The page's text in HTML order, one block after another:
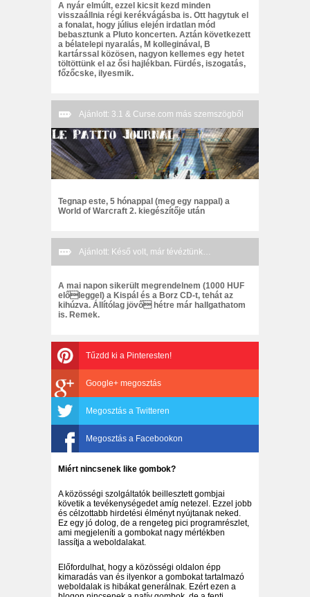
A nyár elmúlt, ezzel kicsit kezd minden
visszaállnia régi kerékvágásba is. Ott hagytuk el
a fonalat, hogy július elején irdatlan mód
bebasztunk a Pluto koncerten. Aztán következett
a bélatelepi nyaralás, M kolleginával, B
kartárssal közösen, nagyon kellemes egy hetet
töltöttünk el az ősi hajlékban. Fürdés, iszogatás,
főzőcske, ilyesmik.
Ajánlott: 3.1 & Curse.com más szemszögből
Tegnap este, 5 hónappal (meg egy nappal) a
World of Warcraft 2. kiegészítője után
Ajánlott: Késő volt, már tévéztünk…
A mai napon sikerült megrendelnem (1000 HUF
előleggel) a Kispál és a Borz CD-t, tehát az
kihúzva. Állítólag jövő hétre már hallgathatom
is. Remek.
Tűzdd ki a Pinteresten!
Google+ megosztás
Megosztás a Twitteren
Megosztás a Facebookon
Miért nincsenek like gombok?
A közösségi szolgáltatók beillesztett gombjai
követik a tevékenységedet amíg netezel. Ezzel jobb
és célzottabb hirdetési élményt nyújtanak neked.
Ez egy jó dolog, de a rengeteg pici programrészlet,
ami megjeleníti a gombokat nagy mértékben
lassítja a weboldalakat.
Előfordulhat, hogy a közösségi oldalon épp
kimaradás van és ilyenkor a gombokat tartalmazó
weboldalak is hibákat generálnak. Ezért ezen a